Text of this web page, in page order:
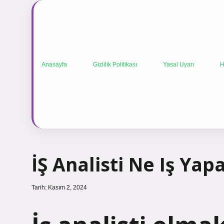
Anasayfa Gizlilik Politikası Yasal Uyarı
İŞ Analisti Ne Iş
Tarih: Kasım 2, 2024